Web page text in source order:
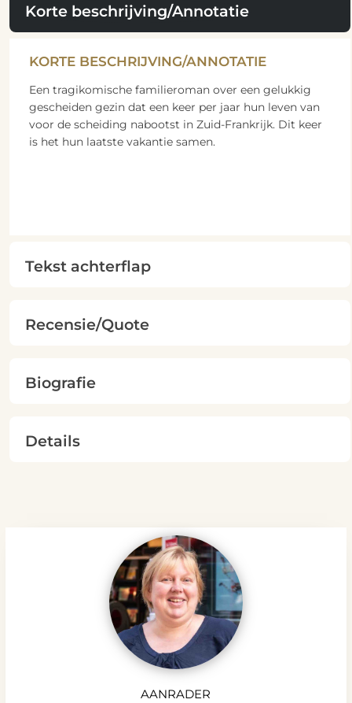
Korte beschrijving/Annotatie
KORTE BESCHRIJVING/ANNOTATIE
Een tragikomische familieroman over een gelukkig
gescheiden gezin dat een keer per jaar hun leven van
voor de scheiding nabootst in Zuid-Frankrijk. Dit keer
is het hun laatste vakantie samen.
Tekst achterflap
Recensie/Quote
Biografie
Details
AANRADER